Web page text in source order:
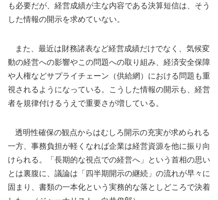
も必要だが、経営成績が主な内容である決算短信は、そう
した情報の開示を求めていない。
また、最近は財務諸表など経営成績だけでなく、気候変
動の経営への影響やこの問題への取り組み、経済安全保障
や人権などサプライチェーン（供給網）における問題も重
視されるようになっている。こうした情報の開示も、経営
者を規律付けるうえで重要さが増している。
透明性確保の観点からはむしろ開示の充実が求められる
一方、事務負担が軽くなれば企業は経営資源を他に振り向
けられる。「長期的な視点での経営へ」という首相の思い
とは裏腹に、議論は「四半期開示の継続」の流れが早々に
固まり、書類の一本化という実務的な落としどころで決着